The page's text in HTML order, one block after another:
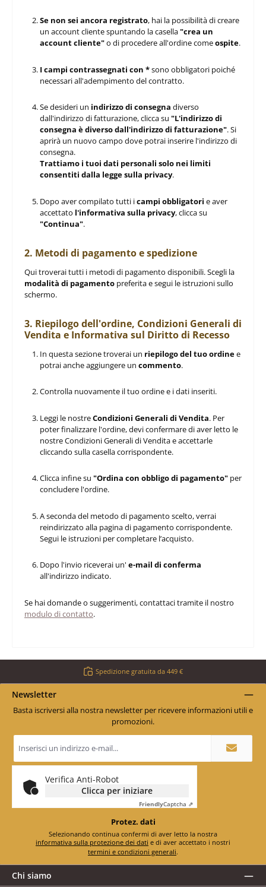
Se non sei ancora registrato, hai la possibilità di creare
un account cliente spuntando la casella"crea un
account cliente"o di procedere all'ordine comeospite.
I campi contrassegnati con *sono obbligatori poiché
necessari all'adempimento del contratto.
Se desideri un indirizzo di consegna diverso
dall'indirizzo di fatturazione, clicca su "L'indirizzo di
consegna è diverso dall'indirizzo di fatturazione". Si
aprirà un nuovo campo dove potrai inserire l'indirizzo di
consegna.
Trattiamo i tuoi dati personali solo nei limiti
consentiti dalla legge sulla privacy.
Dopo aver compilato tutti icampi obbligatori e aver
accettato l'informativa sulla privacy, clicca su
"Continua".
2. Metodi di pagamento e spedizione
Qui troverai tutti i metodi di pagamento disponibili. Scegli la
modalità di pagamento preferita e segui le istruzioni sullo
schermo.
3. Riepilogo dell'ordine, Condizioni Generali di
Vendita e Informativa sul Diritto di Recesso
In questa sezione troverai un riepilogo del tuo ordinee
potrai anche aggiungere un commento.
Controlla nuovamente il tuo ordine e i dati inseriti.
Leggi le nostreCondizioni Generali di Vendita. Per
poter finalizzare l'ordine, devi confermare di aver letto le
nostre Condizioni Generali di Vendita e accettarle
cliccando sulla casella corrispondente.
Clicca infine su "Ordina con obbligo di pagamento"per
concludere l'ordine.
A seconda del metodo di pagamento scelto, verrai
reindirizzato alla pagina di pagamento corrispondente.
Segui le istruzioni per completare l’acquisto.
Dopo l'invio riceverai un' e-mail di conferma
all'indirizzo indicato.
Se hai domande o suggerimenti, contattaci tramite il nostro
modulo di contatto.
Spedizione gratuita da 449 €
Newsletter
Basta iscriversi alla nostra newsletter per ricevere informazioni utili e
promozioni.
*
Verifica Anti-Robot
Clicca per iniziare
FriendlyCaptcha ⇗
Protez. dati
informativa sulla protezione dei dati
termini e condizioni generali.
Chi siamo